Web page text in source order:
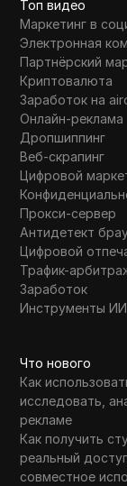
Топ видео
Маркетинг в
Электронная
Партнёрский
Криптовалюта
Заработок на
Онлайн-реклама
Дропшиппинг
Веб-скрапинг
Цифровой
Прокси-сервер
Антидетект
Цифровой
Трафик-
Заработок
Инструменты ИИ
Что нового
Как
исследовать,
рекламе
Как получить
реальный
совместное